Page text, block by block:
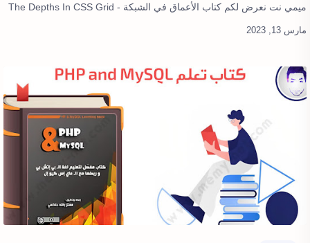
ميمي نت نعرض لكم كتاب الأعماق في الشبكة - The Depths In CSS Grid